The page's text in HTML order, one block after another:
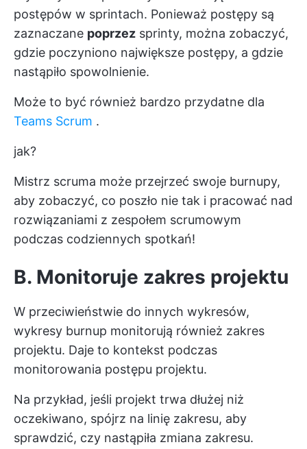
postępów w sprintach. Ponieważ postępy są
zaznaczane poprzez sprinty, można zobaczyć,
gdzie poczyniono największe postępy, a gdzie
nastąpiło spowolnienie.
Może to być również bardzo przydatne dla
Teams Scrum .
jak?
Mistrz scruma może przejrzeć swoje burnupy,
aby zobaczyć, co poszło nie tak i pracować nad
rozwiązaniami z zespołem scrumowym
podczas codziennych spotkań!
B. Monitoruje zakres projektu
W przeciwieństwie do innych wykresów,
wykresy burnup monitorują również zakres
projektu. Daje to kontekst podczas
monitorowania postępu projektu.
Na przykład, jeśli projekt trwa dłużej niż
oczekiwano, spójrz na linię zakresu, aby
sprawdzić, czy nastąpiła zmiana zakresu.